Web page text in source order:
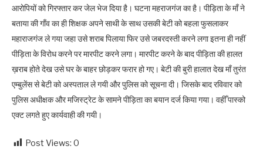
आरोपियों को गिरफ्तार कर जेल भेज दिया है। घटना महराजगंज का है। पीड़िता के माँ ने
बताया की गाँव का ही शिक्षक अपने साथी के साथ उसकी बेटी को बहला फुसलाकर
महाराजगंज ले गया जहा उसे शराब पिलाया फिर उसे जबरदस्ती करने लगा इतना ही नहीं
पीड़िता के विरोध करने पर मारपीट करने लगा। मारपीट करने के बाद पीड़िता की हालत
ख़राब होते देख उसे घर के बाहर छोड़कर फरार हो गए। बेटी की बुरी हालात देख माँ तुरंत
एम्बुलेंस से बेटी को अस्पताल ले गयी और पुलिस को सूचना दी। जिसके बाद रविवार को
पुलिस अधीक्षक और मजिस्ट्रेट के सामने पीड़िता का बयान दर्ज किया गया। वहीँ पास्को
एक्ट लगते हुए कार्यवाही की गयी।
Post Views: 0